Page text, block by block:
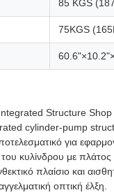
85 KGS
75KGS
Structure
cylinder-pump
για
κυλίνδρου με πλάτος
πλαίσιο και
οπτική έλξη.